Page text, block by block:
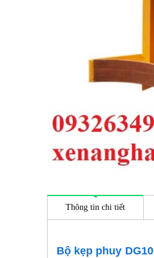
Thông tin chi tiết
Bộ kẹp phuy